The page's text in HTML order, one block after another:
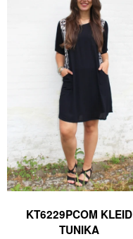
KT6229PCOM KLEID
TUNIKA